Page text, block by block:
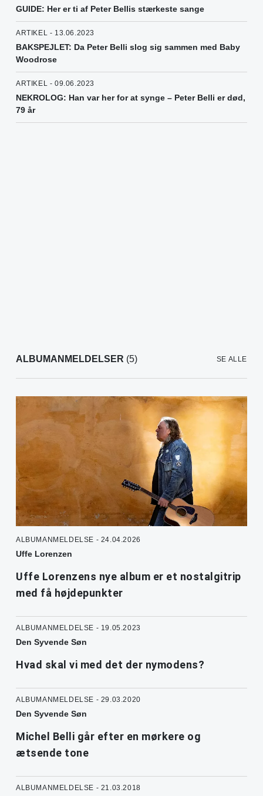
GUIDE: Her er ti af Peter Bellis stærkeste sange
ARTIKEL - 13.06.2023
BAKSPEJLET: Da Peter Belli slog sig sammen med Baby
Woodrose
ARTIKEL - 09.06.2023
NEKROLOG: Han var her for at synge – Peter Belli er død,
79 år
ALBUMANMELDELSER (5) SE ALLE
ALBUMANMELDELSE - 24.04.2026
Uffe Lorenzen
Uffe Lorenzens nye album er et nostalgitrip
med få højdepunkter
ALBUMANMELDELSE - 19.05.2023
Den Syvende Søn
Hvad skal vi med det der nymodens?
ALBUMANMELDELSE - 29.03.2020
Den Syvende Søn
Michel Belli går efter en mørkere og
ætsende tone
ALBUMANMELDELSE - 21.03.2018